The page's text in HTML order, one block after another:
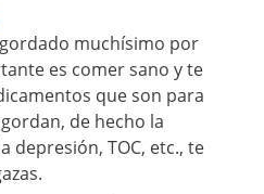
muchísimo por
es comer sano y te
que son para
de hecho la
depresión, TOC, etc., te